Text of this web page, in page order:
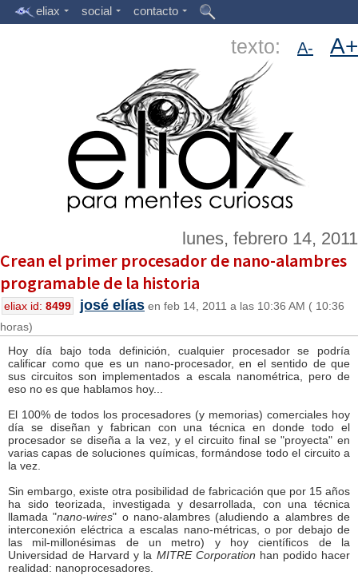
eliax social contacto
texto: A- A+
lunes, febrero 14, 2011
Crean el primer procesador de nano-alambres
programable de la historia
eliax id: 8499 josé elías en feb 14, 2011 a las 10:36 AM ( 10:36
horas)
Hoy día bajo toda definición, cualquier procesador se podría
calificar como que es un nano-procesador, en el sentido de que
sus circuitos son implementados a escala nanométrica, pero de
eso no es que hablamos hoy...
El 100% de todos los procesadores (y memorias) comerciales hoy
día se diseñan y fabrican con una técnica en donde todo el
procesador se diseña a la vez, y el circuito final se "proyecta" en
varias capas de soluciones químicas, formándose todo el circuito a
la vez.
Sin embargo, existe otra posibilidad de fabricación que por 15 años
ha sido teorizada, investigada y desarrollada, con una técnica
llamada "nano-wires" o nano-alambres (aludiendo a alambres de
interconexión eléctrica a escalas nano-métricas, o por debajo de
las mil-millonésimas de un metro) y hoy científicos de la
Universidad de Harvard y la MITRE Corporation han podido hacer
realidad: nanoprocesadores.